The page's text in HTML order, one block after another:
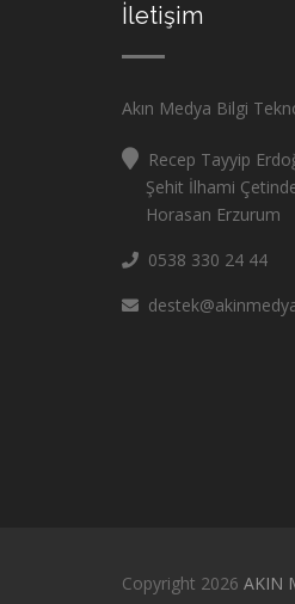
İletişim
Akın Medya Bilgi
Recep Tayyip
Şehit İlhami
Horasan Erzurum
0538 330 24 44
Copyright 2026 AKIN